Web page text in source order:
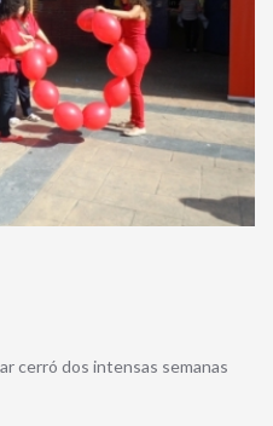
cerró dos intensas semanas